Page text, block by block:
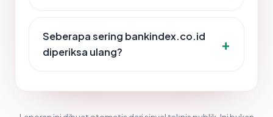
Seberapa sering bankindex.co.id
diperiksa ulang?